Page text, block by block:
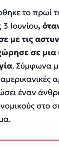
το πρωί
Ιουνίου,
με τις
σε μια
. Σύμφωνα
έναν
στο